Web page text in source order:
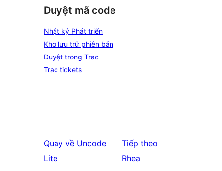
Duyệt mã code
Nhật ký Phát triển
Kho lưu trữ phiên bản
Duyệt trong Trac
Trac tickets
Quay về Uncode
Lite
Tiếp theo
Rhea